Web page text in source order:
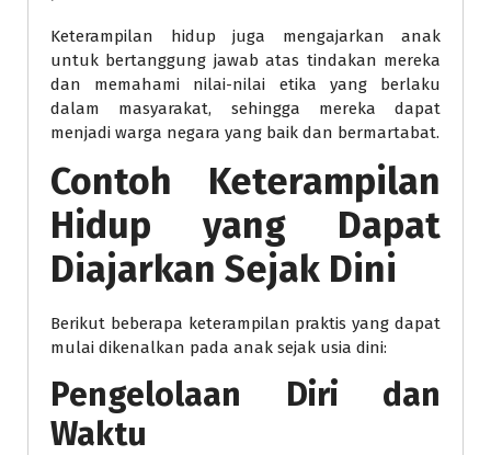
Keterampilan hidup juga mengajarkan anak
untuk bertanggung jawab atas tindakan mereka
dan memahami nilai-nilai etika yang berlaku
dalam masyarakat, sehingga mereka dapat
menjadi warga negara yang baik dan bermartabat.
Contoh Keterampilan
Hidup yang Dapat
Diajarkan Sejak Dini
Berikut beberapa keterampilan praktis yang dapat
mulai dikenalkan pada anak sejak usia dini:
Pengelolaan Diri dan
Waktu